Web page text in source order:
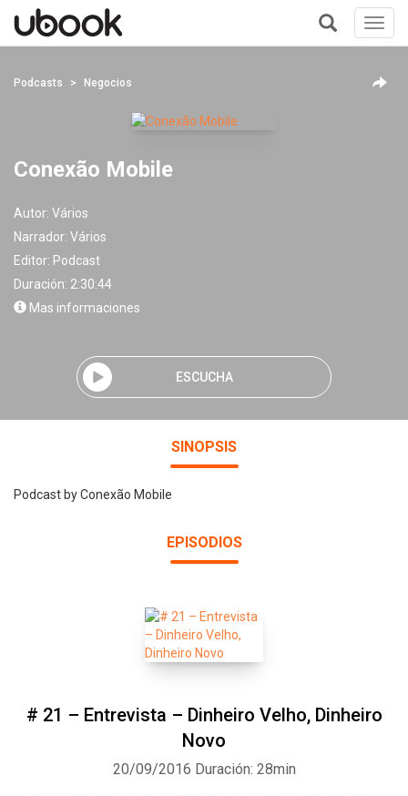
+
Podcasts Negocios
Conexão Mobile
Autor: Vários
Narrador: Vários
Editor: Podcast
Duración: 2:30:44
Mas informaciones
ESCUCHA
SINOPSIS
Podcast by Conexão Mobile
EPISODIOS
# 21 – Entrevista – Dinheiro Velho, Dinheiro
Novo
20/09/2016 Duración: 28min